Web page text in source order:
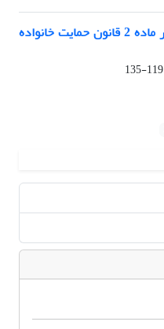
تحلیل جایگاه مشاور قضایی زنان در ماده 2 قانون حمایت خانواده
119-135